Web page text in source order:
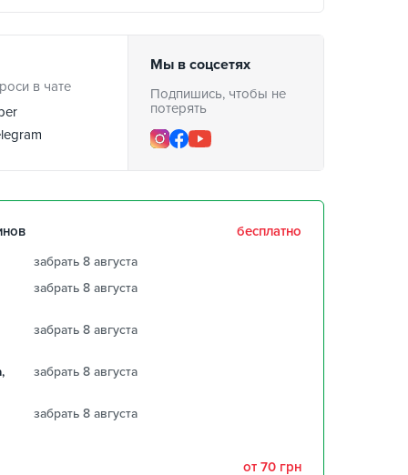
в чате
Мы в соцсетях
Подпишись, чтобы не
потерять
бесплатно
забрать 8 августа
забрать 8 августа
забрать 8 августа
забрать 8 августа
забрать 8 августа
от 70 грн